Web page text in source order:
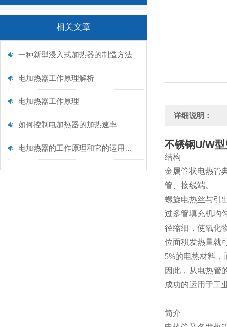
相关文章
一种新型浸入式加热器的制造方法
电加热器工作原理解析
电加热器工作原理
如何控制电加热器的加热速率
电加热器的工作原理和它的运用范围
详细说明：
不锈钢U/W
结构
金属管状电热管
管、接线端。
螺旋电热丝与引
过多管填充机均
径缩细，使氧化
位面积发热量就
5%的电热材料
因此，从电热管
成功的运用于工
简介